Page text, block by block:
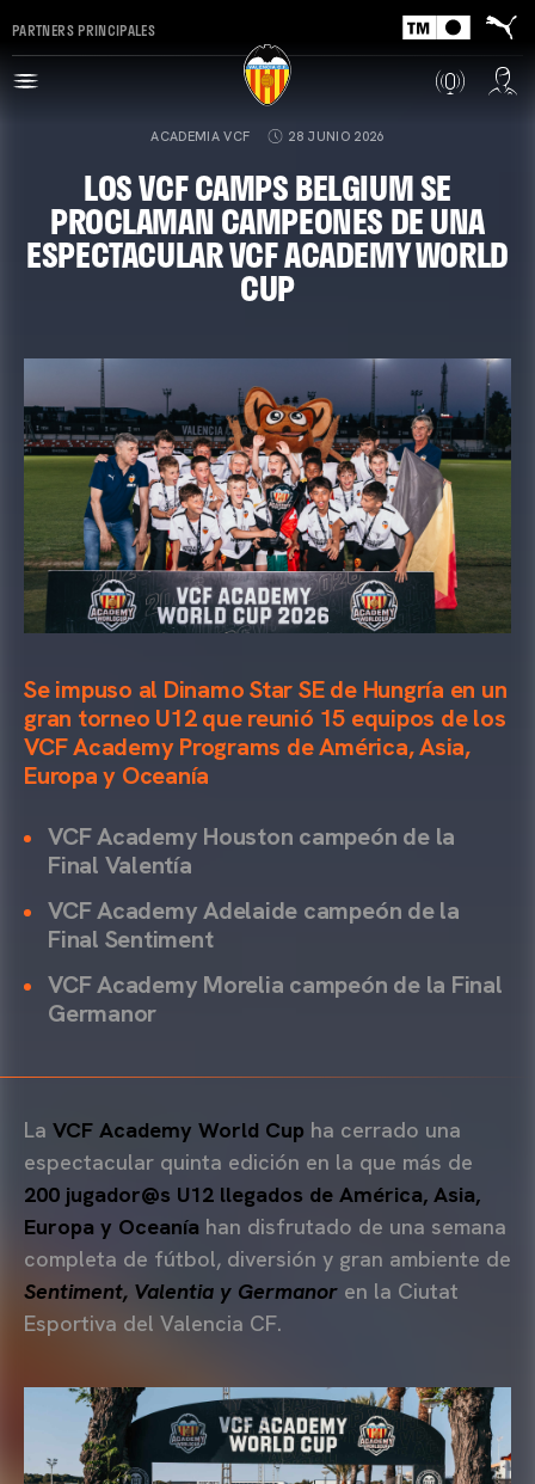
PARTNERS PRINCIPALES
ACADEMIA VCF 28 JUNIO 2026
LOS VCF CAMPS BELGIUM SE
PROCLAMAN CAMPEONES DE UNA
ESPECTACULAR VCF ACADEMY WORLD
CUP
Se impuso al Dinamo Star SE de Hungría en un
gran torneo U12 que reunió 15 equipos de los
VCF Academy Programs de América, Asia,
Europa y Oceanía
VCF Academy Houston campeón de la
Final Valentía
VCF Academy Adelaide campeón de la
Final Sentiment
VCF Academy Morelia campeón de la Final
Germanor
La VCF Academy World Cup ha cerrado una
espectacular quinta edición en la que más de
200 jugador@s U12 llegados de América, Asia,
Europa y Oceanía han disfrutado de una semana
completa de fútbol, diversión y gran ambiente de
Sentiment, Valentia y Germanor en la Ciutat
Esportiva del Valencia CF.